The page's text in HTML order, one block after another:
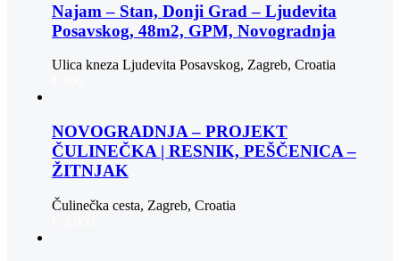
Najam – Stan, Donji Grad – Ljudevita
Posavskog, 48m2, GPM, Novogradnja
Ulica kneza Ljudevita Posavskog, Zagreb, Croatia
NOVOGRADNJA – PROJEKT
ČULINEČKA | RESNIK, PEŠČENICA –
ŽITNJAK
Čulinečka cesta, Zagreb, Croatia